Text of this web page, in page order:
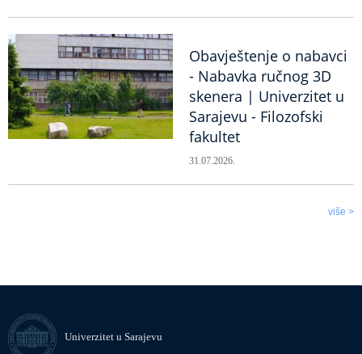
Obavještenje o nabavci
- Nabavka ručnog 3D
skenera | Univerzitet u
Sarajevu - Filozofski
fakultet
31.07.2026.
više >
Univerzitet u Sarajevu